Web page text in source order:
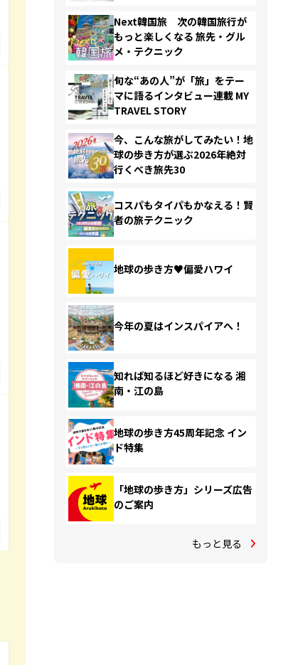
Next韓国旅 次の韓国旅行が
もっと楽しくなる 旅先・グル
メ・テクニック
旬な“あの人”が「旅」をテー
マに語るインタビュー連載 MY
TRAVEL STORY
今、こんな旅がしてみたい！地
球の歩き方が選ぶ2026年絶対
行くべき旅先30
コスパもタイパもかなえる！賢
者の旅テクニック
地球の歩き方♥偏愛ハワイ
今年の夏はインスパイアへ！
知れば知るほど好きになる 湘
南・江の島
地球の歩き方45周年記念 イン
ド特集
「地球の歩き方」シリーズ広告
のご案内
もっと見る